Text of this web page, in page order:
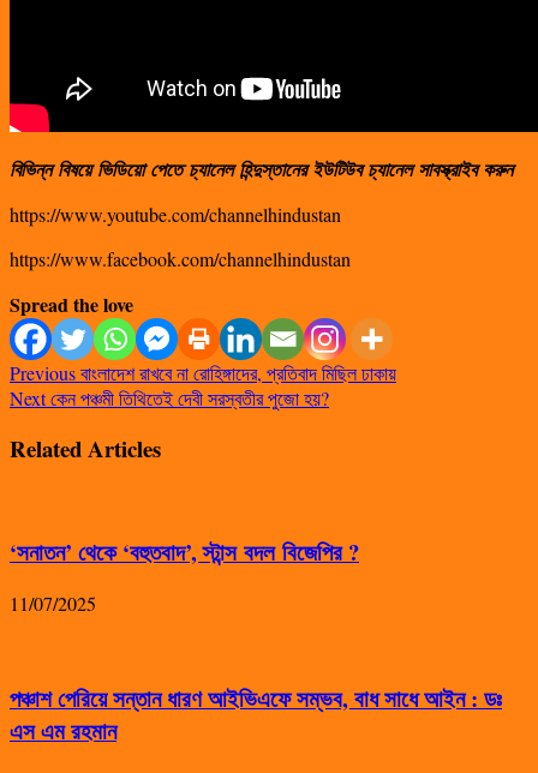
বিভিন্ন বিষয়ে ভিডিয়ো পেতে চ্যানেল হিন্দুস্তানের ইউটিউব চ্যানেল সাবস্ক্রাইব করুন
https://www.youtube.com/channelhindustan
https://www.facebook.com/channelhindustan
Spread the love
Previousবাংলাদেশ রাখবে না রোহিঙ্গাদের, প্রতিবাদ মিছিল ঢাকায়
Nextকেন পঞ্চমী তিথিতেই দেবী সরস্বতীর পুজো হয়?
Related Articles
‘সনাতন’ থেকে ‘বহুতবাদ’, স্টান্স বদল বিজেপির ?
11/07/2025
পঞ্চাশ পেরিয়ে সন্তান ধারণ আইভিএফে সম্ভব, বাধ সাধে আইন : ডঃ
এস এম রহমান